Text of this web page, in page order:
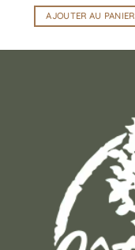
AJOUTER AU PANIER